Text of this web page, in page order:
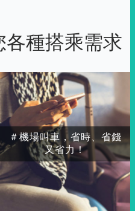
種搭乘需求
＃機場叫車，省時、省錢
又省力！